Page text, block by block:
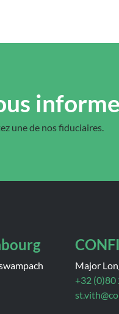
une de nos fiduciaires.
Major
+32 (0)80